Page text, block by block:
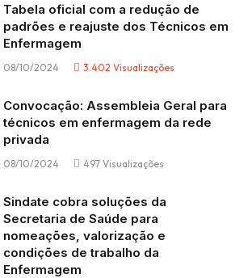
Tabela oficial com a redução de
padrões e reajuste dos Técnicos em
Enfermagem
08/10/2024 3.402 Visualizações
Convocação: Assembleia Geral para
técnicos em enfermagem da rede
privada
08/10/2024 497 Visualizações
Sindate cobra soluções da
Secretaria de Saúde para
nomeações, valorização e
condições de trabalho da
Enfermagem